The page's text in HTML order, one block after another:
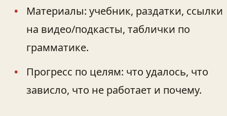
Материалы: учебник, раздатки, ссылки
на видео/подкасты, таблички по
грамматике.
Прогресс по целям: что удалось, что
зависло, что не работает и почему.